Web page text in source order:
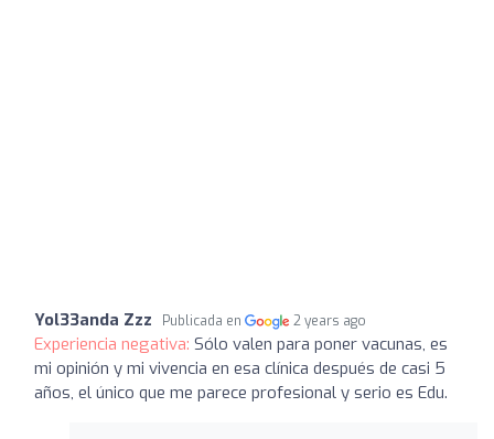
Yol33anda Zzz Publicada en 2 years ago
Experiencia negativa: Sólo valen para poner vacunas, es
mi opinión y mi vivencia en esa clínica después de casi 5
años, el único que me parece profesional y serio es Edu.